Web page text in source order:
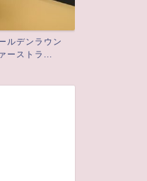
告 ラグジュア
ベラー...